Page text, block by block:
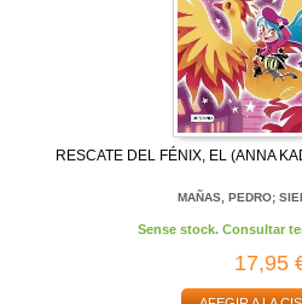
RESCATE DEL FÉNIX, EL (ANNA
MAÑAS, PEDRO;
Sense stock. Consultar
17,95